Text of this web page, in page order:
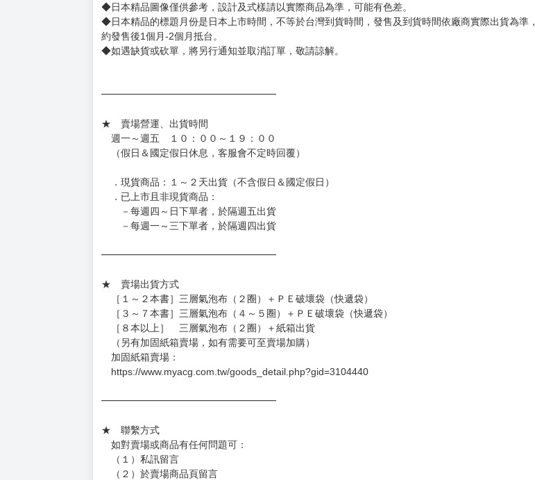
◆日本精品圖像僅供參考，設計及式樣請以實際商品為準，可能有色差。
◆日本精品的標題月份是日本上市時間，不等於台灣到貨時間，發售及到貨時間依廠商實際出貨為準，
約發售後1個月-2個月抵台。
◆如遇缺貨或砍單，將另行通知並取消訂單，敬請諒解。
━━━━━━━━━━━━━━━━━━
★ 賣場營運、出貨時間
週一～週五 １０：００～１９：００
（假日＆國定假日休息，客服會不定時回覆）
．現貨商品：１～２天出貨（不含假日＆國定假日）
．已上市且非現貨商品：
－每週四～日下單者，於隔週五出貨
－每週一～三下單者，於隔週四出貨
━━━━━━━━━━━━━━━━━━
★ 賣場出貨方式
［１～２本書］三層氣泡布（２圈）＋ＰＥ破壞袋（快遞袋）
［３～７本書］三層氣泡布（４～５圈）＋ＰＥ破壞袋（快遞袋）
［８本以上］ 三層氣泡布（２圈）＋紙箱出貨
（另有加固紙箱賣場，如有需要可至賣場加購）
加固紙箱賣場：
https://www.myacg.com.tw/goods_detail.php?gid=3104440
━━━━━━━━━━━━━━━━━━
★ 聯繫方式
如對賣場或商品有任何問題可：
（１）私訊留言
（２）於賣場商品頁留言